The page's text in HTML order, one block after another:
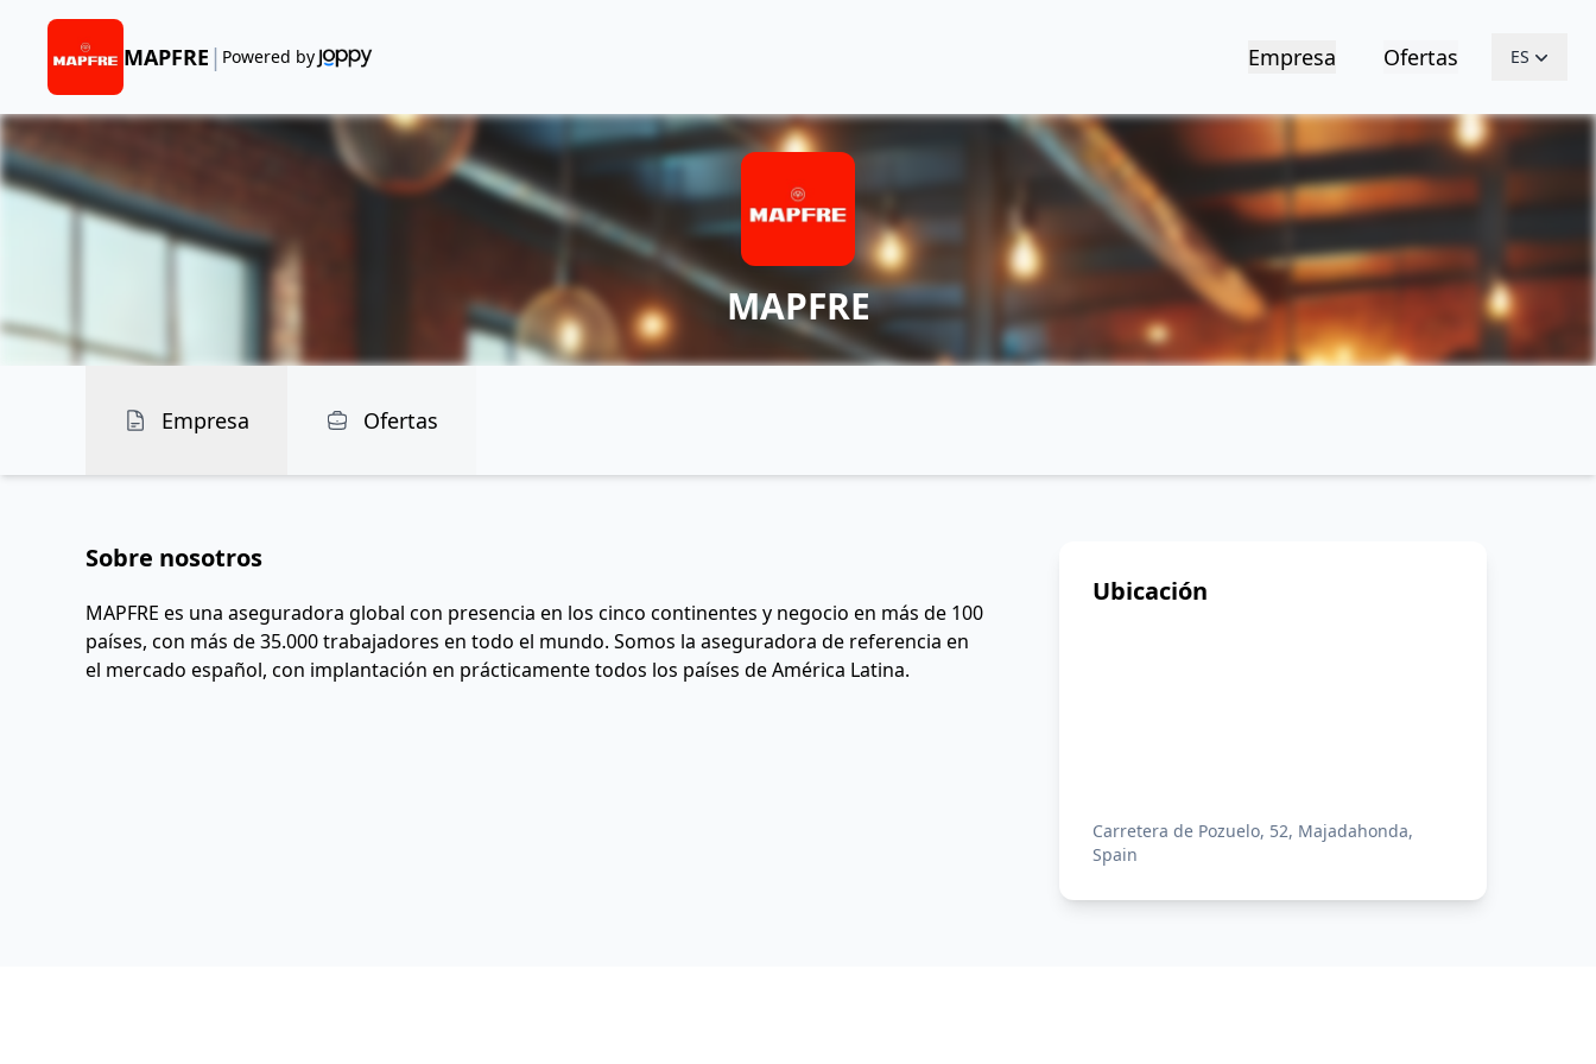
MAPFRE | Powered by Empresa Ofertas ES
MAPFRE
Empresa Ofertas
Sobre nosotros
MAPFRE es una aseguradora global con presencia en los cinco continentes y negocio en más de 100
países, con más de 35.000 trabajadores en todo el mundo. Somos la aseguradora de referencia en
el mercado español, con implantación en prácticamente todos los países de América Latina.
Ubicación
Carretera de Pozuelo, 52, Majadahonda,
Spain